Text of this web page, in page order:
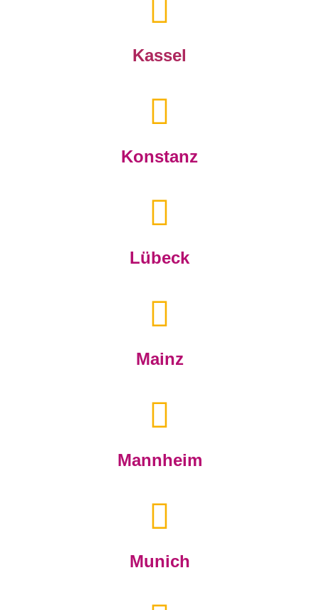
Kassel
Konstanz
Lübeck
Mainz
Mannheim
Munich